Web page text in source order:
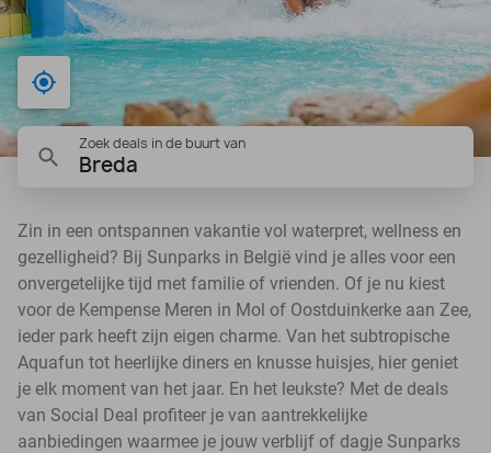
Bij mij in de buurt
Zoek deals in de buurt van
Breda
Zin in een ontspannen vakantie vol waterpret, wellness en
gezelligheid? Bij Sunparks in België vind je alles voor een
onvergetelijke tijd met familie of vrienden. Of je nu kiest
voor de Kempense Meren in Mol of Oostduinkerke aan Zee,
ieder park heeft zijn eigen charme. Van het subtropische
Aquafun tot heerlijke diners en knusse huisjes, hier geniet
je elk moment van het jaar. En het leukste? Met de deals
van Social Deal profiteer je van aantrekkelijke
aanbiedingen waarmee je jouw verblijf of dagje Sunparks